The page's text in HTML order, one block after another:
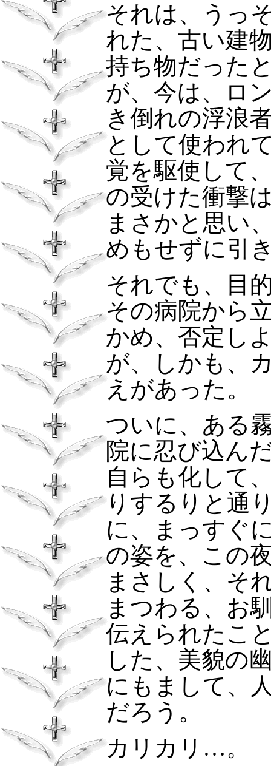
それは、うっ
れた、古い建
持ち物だった
が、今は、ロ
き倒れの浮浪
として使われ
覚を駆使して
の受けた衝撃
まさかと思い
めもせずに引
それでも、目
その病院から
かめ、否定し
が、しかも、
えがあった。
ついに、ある
院に忍び込ん
自らも化して
りするりと通
に、まっすぐ
の姿を、この
まさしく、そ
まつわる、お
伝えられたこ
した、美貌の
にもまして、
だろう。
カリカリ…。